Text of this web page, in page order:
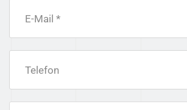
E-Mail *
Telefon